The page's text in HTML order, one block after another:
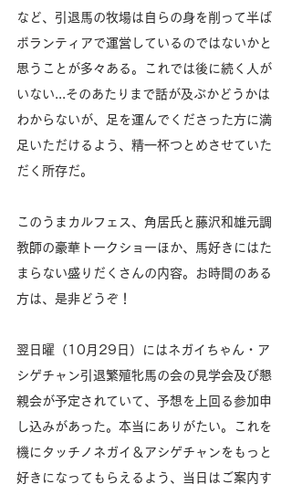
など、引退馬の牧場は自らの身を削って半ば
ボランティアで運営しているのではないかと
思うことが多々ある。これでは後に続く人が
いない...そのあたりまで話が及ぶかどうかは
わからないが、足を運んでくださった方に満
足いただけるよう、精一杯つとめさせていた
だく所存だ。
このうまカルフェス、角居氏と藤沢和雄元調
教師の豪華トークショーほか、馬好きにはた
まらない盛りだくさんの内容。お時間のある
方は、是非どうぞ！
翌日曜（10月29日）にはネガイちゃん・ア
シゲチャン引退繁殖牝馬の会の見学会及び懇
親会が予定されていて、予想を上回る参加申
し込みがあった。本当にありがたい。これを
機にタッチノネガイ＆アシゲチャンをもっと
好きになってもらえるよう、当日はご案内す